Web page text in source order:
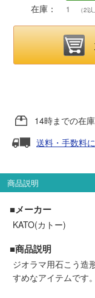
トラムウェイ
TTC
セール商品
走行エリア別 鉄
在庫：
1 （2
14時までの在
送料・手数料
商品説明
■メーカー
KATO(カトー)
■商品説明
ジオラマ用石こう造
すめなアイテムです